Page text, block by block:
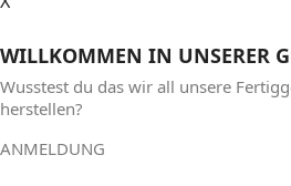
WILLKOMMEN IN UNSERER
Wusstest du das wir all unsere
herstellen?
ANMELDUNG